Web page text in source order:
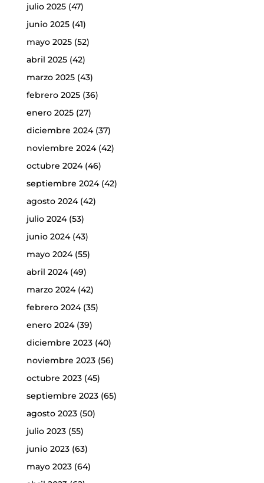
julio 2025(47)
junio 2025(41)
mayo 2025(52)
abril 2025(42)
marzo 2025(43)
febrero 2025(36)
enero 2025(27)
diciembre 2024(37)
noviembre 2024(42)
octubre 2024(46)
septiembre 2024(42)
agosto 2024(42)
julio 2024(53)
junio 2024(43)
mayo 2024(55)
abril 2024(49)
marzo 2024(42)
febrero 2024(35)
enero 2024(39)
diciembre 2023(40)
noviembre 2023(56)
octubre 2023(45)
septiembre 2023(65)
agosto 2023(50)
julio 2023(55)
junio 2023(63)
mayo 2023(64)